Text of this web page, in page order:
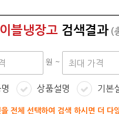
블냉장고 검색결과(
원 ~
상품설명 기본
을 전체 선택하여 검색 하시면 더 다